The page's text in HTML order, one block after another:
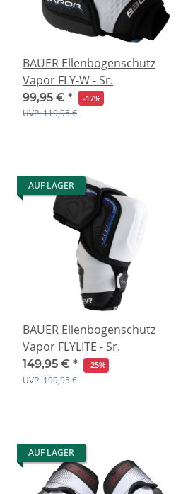
BAUER Ellenbogenschutz
Vapor FLY-W - Sr.
99,95 € * -17%
UVP: 119,95 €
AUF LAGER
BAUER Ellenbogenschutz
Vapor FLYLITE - Sr.
149,95 € * -25%
UVP: 199,95 €
AUF LAGER